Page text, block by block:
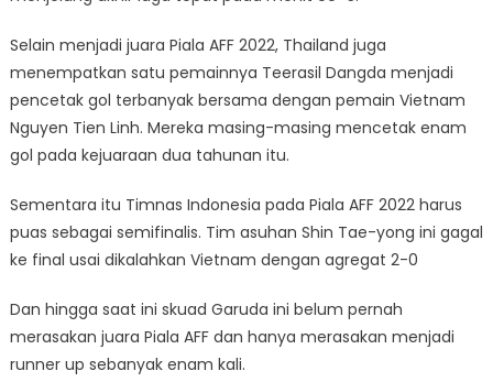
Selain menjadi juara Piala AFF 2022, Thailand juga
menempatkan satu pemainnya Teerasil Dangda menjadi
pencetak gol terbanyak bersama dengan pemain Vietnam
Nguyen Tien Linh. Mereka masing-masing mencetak enam
gol pada kejuaraan dua tahunan itu.
Sementara itu Timnas Indonesia pada Piala AFF 2022 harus
puas sebagai semifinalis. Tim asuhan Shin Tae-yong ini gagal
ke final usai dikalahkan Vietnam dengan agregat 2-0
Dan hingga saat ini skuad Garuda ini belum pernah
merasakan juara Piala AFF dan hanya merasakan menjadi
runner up sebanyak enam kali.